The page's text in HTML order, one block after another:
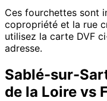
Ces fourchettes sont
copropriété et la rue
utilisez la carte DVF
adresse.
Sablé-sur-
de la Loire vs